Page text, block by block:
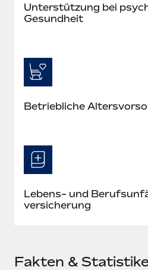
Unterstützung bei
Gesundheit
Betriebliche
Lebens- und
versicherung
Fakten &